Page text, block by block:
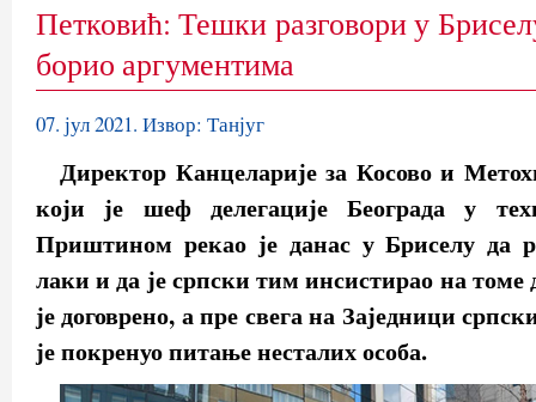
Петковић: Тешки разговори у
борио аргументима
07. јул 2021. Извор: Танјуг
Директор Канцеларије за Косово и
који је шеф делегације Београда у
Приштином рекао је данас у Бриселу да
лаки и да је српски тим инсистирао на томе
је договрено, а пре свега на Заједници
је покренуо питање несталих особа.